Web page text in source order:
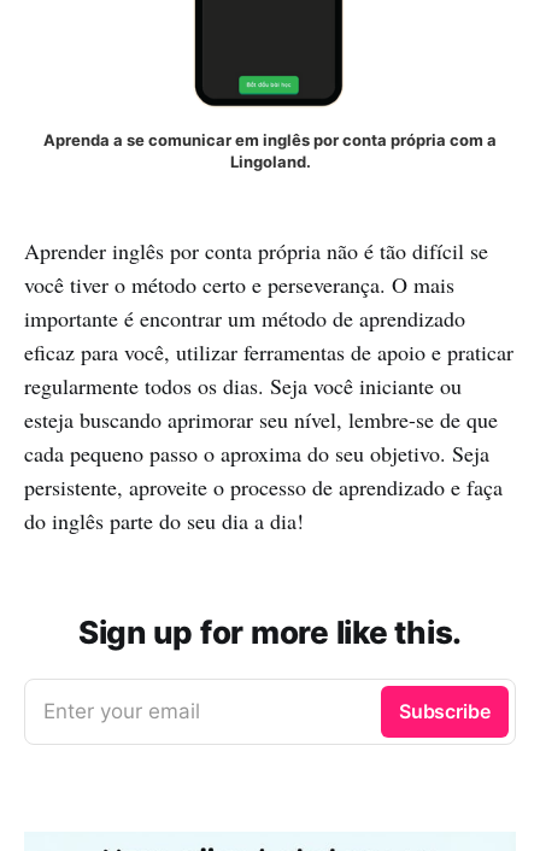
Aprenda a se comunicar em inglês por conta própria com a
Lingoland.
Aprender inglês por conta própria não é tão difícil se
você tiver o método certo e perseverança. O mais
importante é encontrar um método de aprendizado
eficaz para você, utilizar ferramentas de apoio e praticar
regularmente todos os dias. Seja você iniciante ou
esteja buscando aprimorar seu nível, lembre-se de que
cada pequeno passo o aproxima do seu objetivo. Seja
persistente, aproveite o processo de aprendizado e faça
do inglês parte do seu dia a dia!
Sign up for more like this.
Enter your email Subscribe